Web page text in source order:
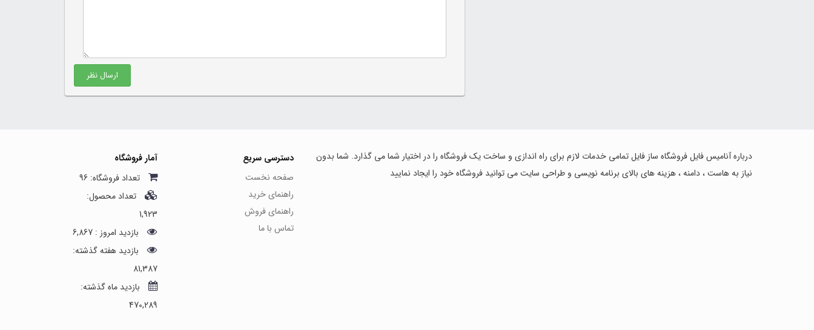
ارسال نظر
درباره آنامیس فایل فروشگاه ساز فایل تمامی خدمات لازم برای راه اندازی و ساخت یک فروشگاه را در اختیار شما می گذارد. شما بدون
نیاز به هاست ، دامنه ، هزینه های بالای برنامه نویسی و طراحی سایت می توانید فروشگاه خود را ایجاد نمایید
دسترسی سریع
صفحه نخست
راهنمای خرید
راهنمای فروش
تماس با ما
آمار فروشگاه
تعداد فروشگاه: 96
تعداد محصول:
1,923
بازدید امروز : 6,867
بازدید هفته گذشته:
81,387
بازدید ماه گذشته:
470,289